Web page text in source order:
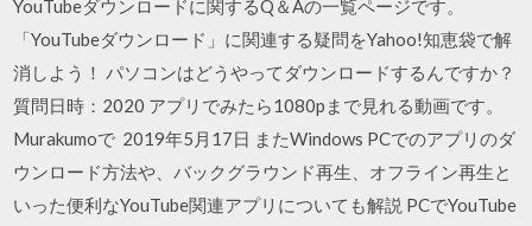
YouTubeダウンロードに関するQ＆Aの一覧ページです。
「YouTubeダウンロード」に関連する疑問をYahoo!知恵袋で解
消しよう！ パソコンはどうやってダウンロードするんですか？
質問日時：2020 アプリでみたら1080pまで見れる動画です。
Murakumoで 2019年5月17日 またWindows PCでのアプリのダ
ウンロード方法や、バックグラウンド再生、オフライン再生と
いった便利なYouTube関連アプリについても解説 PCでYouTube